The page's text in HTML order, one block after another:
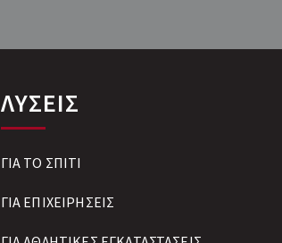
ΛΥΣΕΙΣ
ΓΙΑ ΤΟ ΣΠΙΤΙ
ΓΙΑ ΕΠΙΧΕΙΡΗΣΕΙΣ